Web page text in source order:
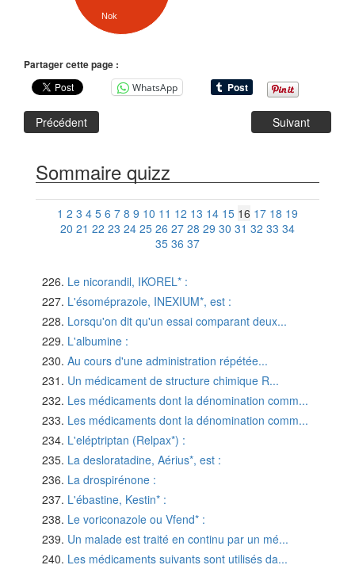
Nok
Partager cette page :
WhatsApp
Précédent Suivant
Sommaire quizz
1 2 3 4 5 6 7 8 9 10 11 12 13 14 15 16 17 18 19
20 21 22 23 24 25 26 27 28 29 30 31 32 33 34
35 36 37
Le nicorandil, IKOREL* :
L'ésoméprazole, INEXIUM*, est :
Lorsqu'on dit qu'un essai comparant deux...
L'albumine :
Au cours d'une administration répétée...
Un médicament de structure chimique R...
Les médicaments dont la dénomination comm...
Les médicaments dont la dénomination comm...
L'eléptriptan (Relpax*) :
La desloratadine, Aérius*, est :
La drospirénone :
L'ébastine, Kestin* :
Le voriconazole ou Vfend* :
Un malade est traité en continu par un mé...
Les médicaments suivants sont utilisés da...